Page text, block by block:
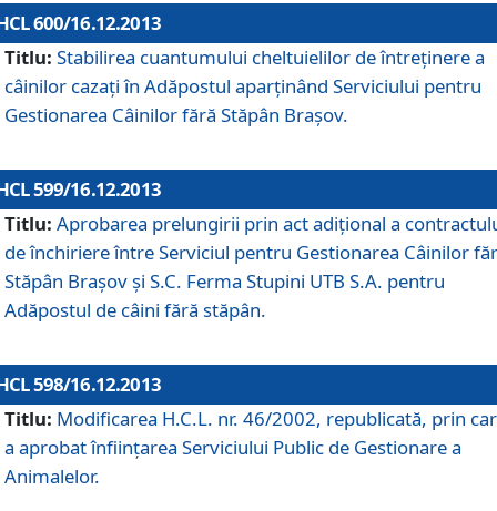
600/16.12.2013
Titlu: Stabilirea cuantumului cheltuielilor de întreţinere a
câinilor cazaţi în Adăpostul aparţinând Serviciului pentru
Gestionarea Câinilor fără Stăpân Braşov.
599/16.12.2013
Titlu: Aprobarea prelungirii prin act adiţional a
de închiriere între Serviciul pentru Gestionarea Câinilor
Stăpân Braşov şi S.C. Ferma Stupini UTB S.A. pentru
Adăpostul de câini fără stăpân.
598/16.12.2013
Titlu: Modificarea H.C.L. nr. 46/2002, republicată, prin
a aprobat înfiinţarea Serviciului Public de Gestionare a
Animalelor.